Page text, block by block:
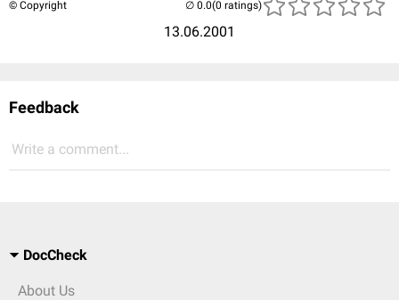
© Copyright
13.06.2001
(0 ratings)
Feedback
Write a comment...
DocCheck
About Us